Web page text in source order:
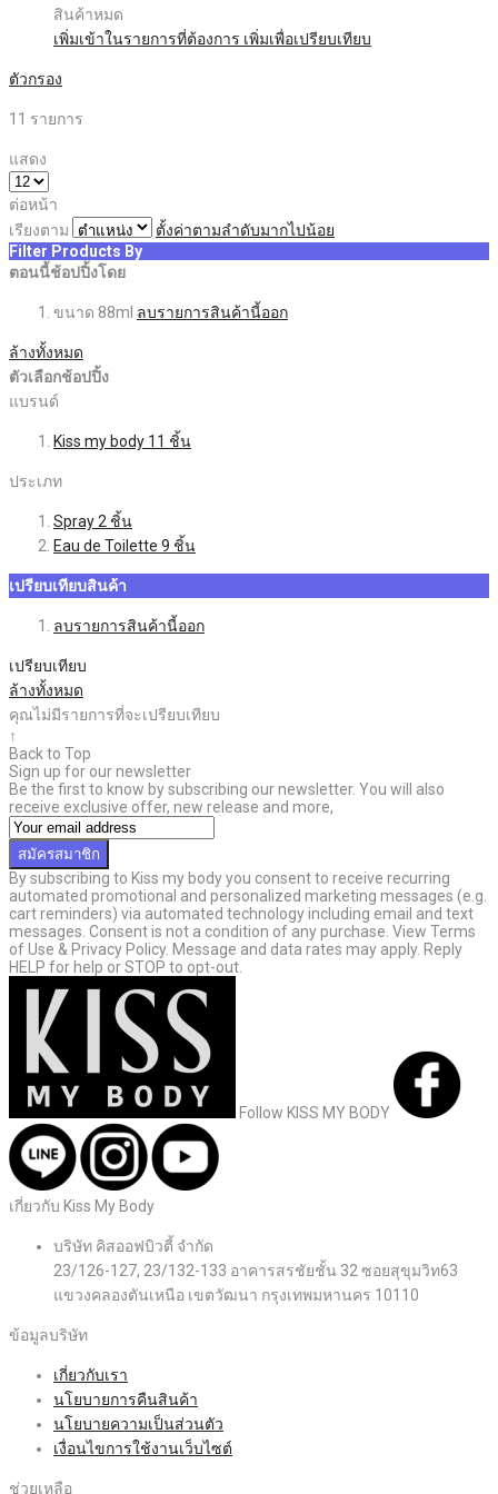
สินค้าหมด
เพิ่มเข้าในรายการที่ต้องการ เพิ่มเพื่อเปรียบเทียบ
ตัวกรอง
11 รายการ
แสดง
ต่อหน้า
เรียงตาม
ตั้งค่าตามลำดับมากไปน้อย
Filter Products By
ตอนนี้ช้อปปิ้งโดย
ขนาด 88ml ลบรายการสินค้านี้ออก
ล้างทั้งหมด
ตัวเลือกช้อปปิ้ง
แบรนด์
Kiss my body 11 ชิ้น
ประเภท
Spray2 ชิ้น
Eau de Toilette 9 ชิ้น
เปรียบเทียบสินค้า
ลบรายการสินค้านี้ออก
เปรียบเทียบ
ล้างทั้งหมด
คุณไม่มีรายการที่จะเปรียบเทียบ
↑
Back to Top
Sign up for our newsletter
Be the first to know by subscribing our newsletter. You will also
receive exclusive offer, new release and more,
สมัครสมาชิก
By subscribing to Kiss my body you consent to receive recurring
automated promotional and personalized marketing messages (e.g.
cart reminders) via automated technology including email and text
messages. Consent is not a condition of any purchase. View Terms
of Use & Privacy Policy. Message and data rates may apply. Reply
HELP for help or STOP to opt-out.
Follow KISS MY BODY
เกี่ยวกับ Kiss My Body
บริษัท คิสออฟบิวตี้ จำกัด
23/126-127, 23/132-133 อาคารสรชัยชั้น 32 ซอยสุขุมวิท63
แขวงคลองตันเหนือ เขตวัฒนา กรุงเทพมหานคร 10110
ข้อมูลบริษัท
เกี่ยวกับเรา
นโยบายการคืนสินค้า
นโยบายความเป็นส่วนตัว
เงื่อนไขการใช้งานเว็บไซต์
ช่วยเหลือ